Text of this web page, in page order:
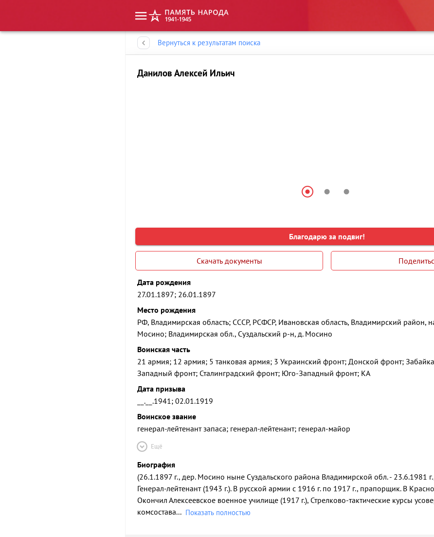
Вернуться к результатам поиска
Данилов Алексей Ильич
Благодарю за подвиг!
Скачать документы
Дата рождения
27.01.1897; 26.01.1897
Место рождения
РФ, Владимирская область; СССР, РСФСР, Ивановская область, Владимирский район,
Мосино; Владимирская обл., Суздальский р-н, д. Мосино
Воинская часть
21 армия; 12 армия; 5 танковая армия; 3 Украинский фронт; Донской фронт;
Западный фронт; Сталинградский фронт; Юго-Западный фронт; КА
Дата призыва
__.__.1941; 02.01.1919
Воинское звание
генерал-лейтенант запаса; генерал-лейтенант; генерал-майор
Ещё
Биография
(26.1.1897 г., дер. Мосино ныне Суздальского района Владимирской обл. - 23.6.1981
Генерал-лейтенант (1943 г.). В русской армии с 1916 г. по 1917 г., прапорщик. В
Окончил Алексеевское военное училище (1917 г.), Стрелково-тактические курсы
комсостава... Показать полностью